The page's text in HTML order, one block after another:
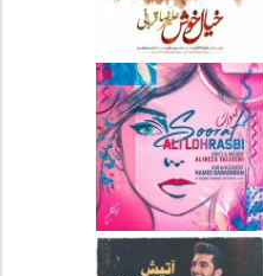
دانلود آهنگ جدید علیرضا
قربانی بنام خیال خوش
دانلود آهنگ جدید علی